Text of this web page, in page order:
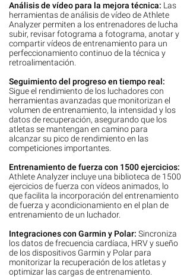
Análisis de vídeo para la mejora técnica: Las
herramientas de análisis de vídeo de Athlete
Analyzer permiten a los entrenadores de lucha
subir, revisar fotograma a fotograma, anotar y
compartir vídeos de entrenamiento para un
perfeccionamiento continuo de la técnica y
retroalimentación.
Seguimiento del progreso en tiempo real:
Sigue el rendimiento de los luchadores con
herramientas avanzadas que monitorizan el
volumen de entrenamiento, la intensidad y los
datos de recuperación, asegurando que los
atletas se mantengan en camino para
alcanzar su pico de rendimiento en las
competiciones importantes.
Entrenamiento de fuerza con 1500 ejercicios:
Athlete Analyzer incluye una biblioteca de 1500
ejercicios de fuerza con vídeos animados, lo
que facilita la incorporación del entrenamiento
de fuerza y acondicionamiento en el plan de
entrenamiento de un luchador.
Integraciones con Garmin y Polar: Sincroniza
los datos de frecuencia cardíaca, HRV y sueño
de los dispositivos Garmin y Polar para
monitorizar la recuperación de los atletas y
optimizar las cargas de entrenamiento.